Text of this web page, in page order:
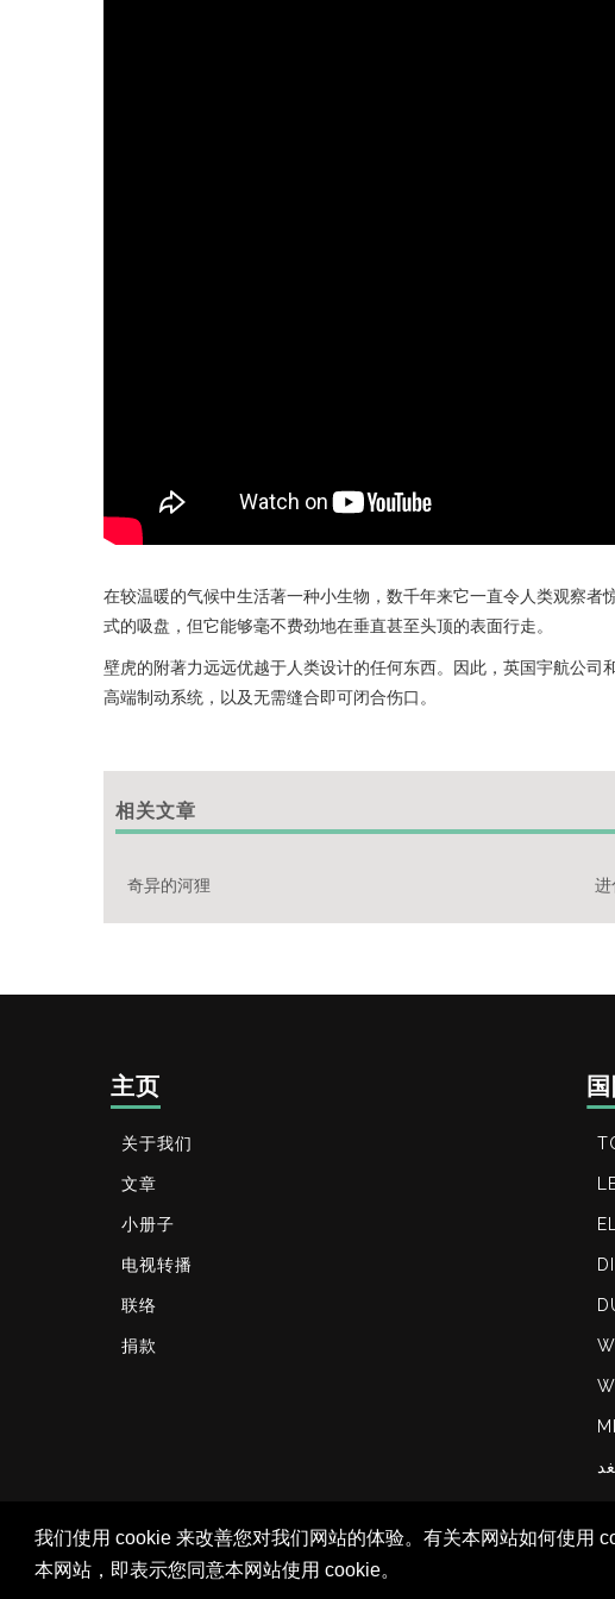
我们使用 cookie 来改善您对我们网站的体验。有关本网站如何使用
本网站，即表示您同意本网站使用 cookie。
在较温暖的气候中生活著一种小生物，数千年来它一直令人类观察
式的吸盘，但它能够毫不费劲地在垂直甚至头顶的表面行走。
壁虎的附著力远远优越于人类设计的任何东西。因此，英国宇航公
高端制动系统，以及无需缝合即可闭合伤口。
相关文章
奇异的河狸
主页
关于我们
文章
小册子
电视转播
联络
捐款